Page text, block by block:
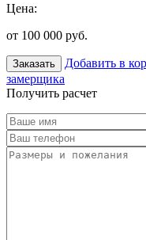
Цена:
от 100 000 руб.
Заказать Добавить в
замерщика
Получить расчет